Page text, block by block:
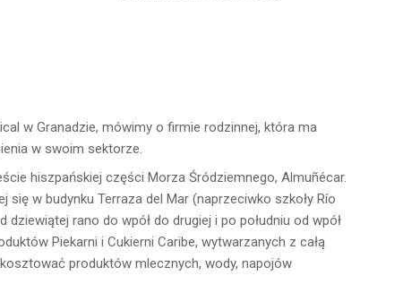
w Granadzie, mówimy o firmie rodzinnej, która ma
w swoim sektorze.
hiszpańskiej części Morza Śródziemnego, Almuñécar.
w budynku Terraza del Mar (naprzeciwko szkoły Río
rano do wpół do drugiej i po południu od wpół
Piekarni i Cukierni Caribe, wytwarzanych z całą
produktów mlecznych, wody, napojów